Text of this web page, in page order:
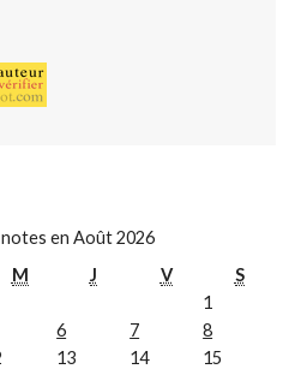
en Août 2026
M J V
S
1
6 7
8
13 14
15